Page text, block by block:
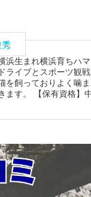
浜生まれ横浜育ちハ
ライブとスポーツ観
を飼っておりよく噛
ます。 【保有資格】